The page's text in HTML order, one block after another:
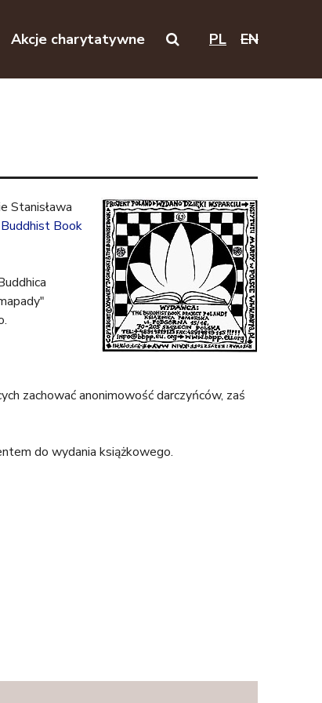
Akcje charytatywne PL EN
Stanisława
Book
zachować anonimowość darczyńców, zaś
do wydania książkowego.